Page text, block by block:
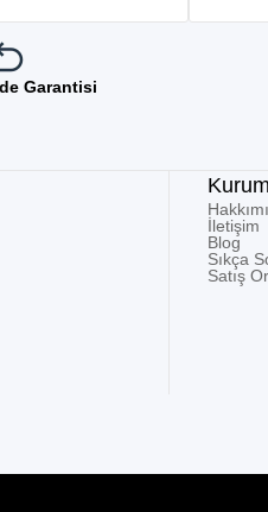
Garantisi
İletişim
Blog
Sıkça
Satış